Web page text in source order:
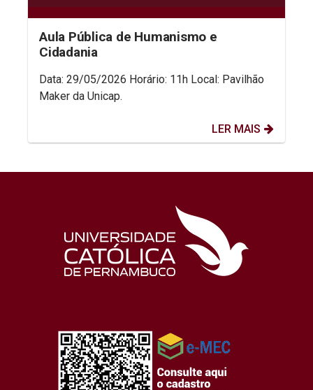
Aula Pública de Humanismo e
Cidadania
Data: 29/05/2026 Horário: 11h Local: Pavilhão
Maker da Unicap.
LER MAIS